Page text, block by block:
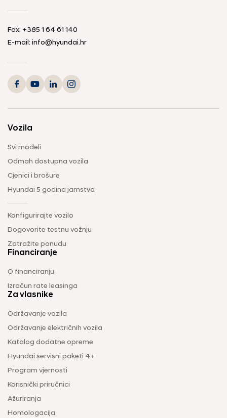
Fax: +385 1 64 61 140
E-mail: info@hyundai.hr
Vozila
Svi modeli
Odmah dostupna vozila
Cjenici i brošure
Hyundai 5 godina jamstva
Konfigurirajte vozilo
Dogovorite testnu vožnju
Zatražite ponudu
Financiranje
O financiranju
Izračun rate leasinga
Za vlasnike
Održavanje vozila
Održavanje električnih vozila
Katalog dodatne opreme
Hyundai servisni paketi 4+
Program vjernosti
Korisnički priručnici
Ažuriranja
Homologacija